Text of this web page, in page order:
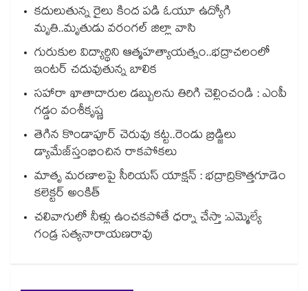
కదులుతున్న రైలు కింద పడి ఓయూ ఉద్యోగి
మృతి..మృతుడు వరంగల్ జిల్లా వాసి
గురుకుల విద్యార్థిని ఆత్మహత్యాయత్నం..భద్రాచలంలో
ఇంటర్ చదువుతున్న బాలిక
సహారా ఖాతాదారుల డబ్బులను తిరిగి చెల్లించండి : ఎంపీ
గడ్డం వంశీకృష్ణ
తెగిన కొండాపూర్‌‌‌‌ చెరువు కట్ట..రెండు బ్రిడ్జి‌‌‌‌లు
డ్యామేజ్‌‌‌‌‌‌‌‌స్తంభించిన రాకపోకలు ‌‌‌‌
మాతృ మరణాలపై సీరియస్ యాక్షన్ : భద్రాద్రికొత్తగూడెం
కలెక్టర్ అంకిత్
చలివాగులో నీళ్లు ఉంచకపోతే ధర్నా చేస్తా :ఎమ్మెల్యే
గండ్ర సత్యనారాయణరావు